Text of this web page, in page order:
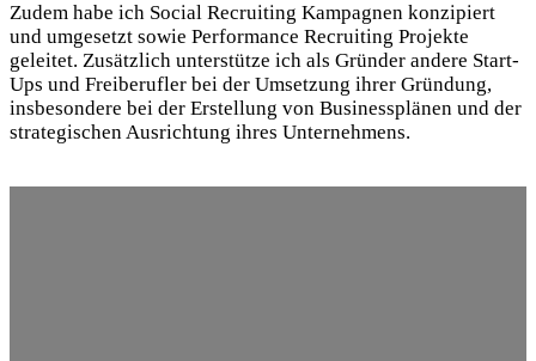
Zudem habe ich Social Recruiting Kampagnen konzipiert
und umgesetzt sowie Performance Recruiting Projekte
geleitet. Zusätzlich unterstütze ich als Gründer andere Start-
Ups und Freiberufler bei der Umsetzung ihrer Gründung,
insbesondere bei der Erstellung von Businessplänen und der
strategischen Ausrichtung ihres Unternehmens.